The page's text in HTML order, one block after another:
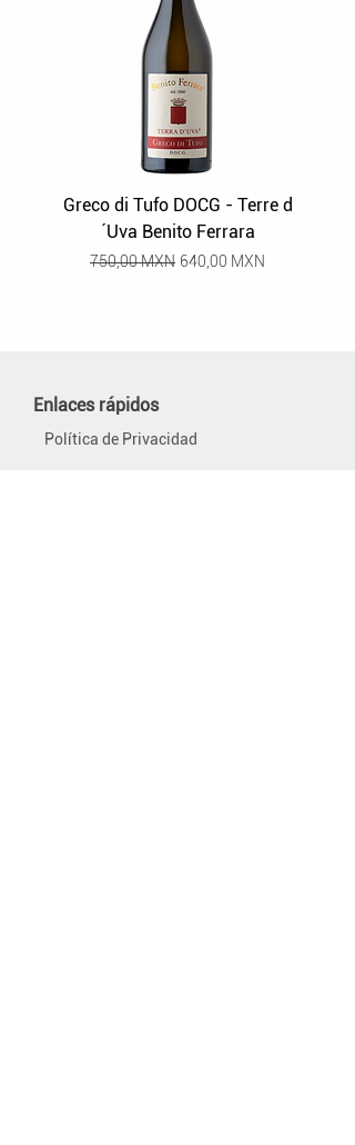
Greco di Tufo DOCG - Terre d
´Uva Benito Ferrara
Precio
750,00 MXN Precio de oferta
640,00 MXN
Enlaces rápidos
Política de Privacidad